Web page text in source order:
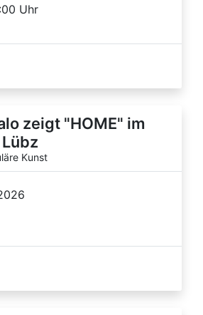
Uhr
zeigt "HOME" im
Kunst